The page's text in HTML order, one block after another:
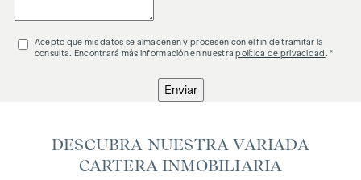
Acepto que mis datos se almacenen y procesen con el fin de tramitar la
consulta. Encontrará más información en nuestrapolítica de privacidad . *
Enviar
DESCUBRA NUESTRA VARIADA
CARTERA INMOBILIARIA